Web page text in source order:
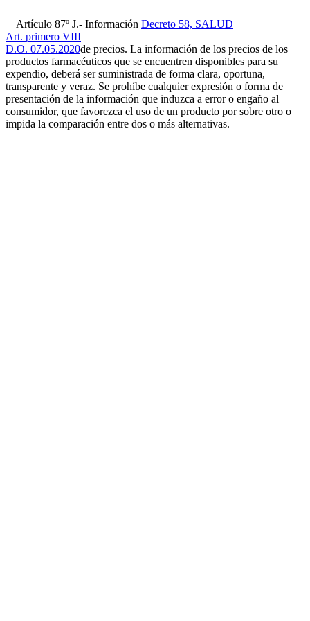
Artículo 87º J.- Información Decreto 58, SALUD
Art. primero VIII
D.O. 07.05.2020de precios. La información de los precios de los
productos farmacéuticos que se encuentren disponibles para su
expendio, deberá ser suministrada de forma clara, oportuna,
transparente y veraz. Se prohíbe cualquier expresión o forma de
presentación de la información que induzca a error o engaño al
consumidor, que favorezca el uso de un producto por sobre otro o
impida la comparación entre dos o más alternativas.